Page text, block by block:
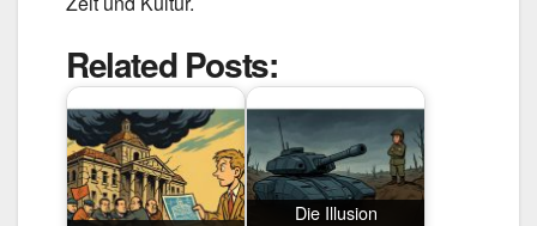
Related Posts:
Die Illusion